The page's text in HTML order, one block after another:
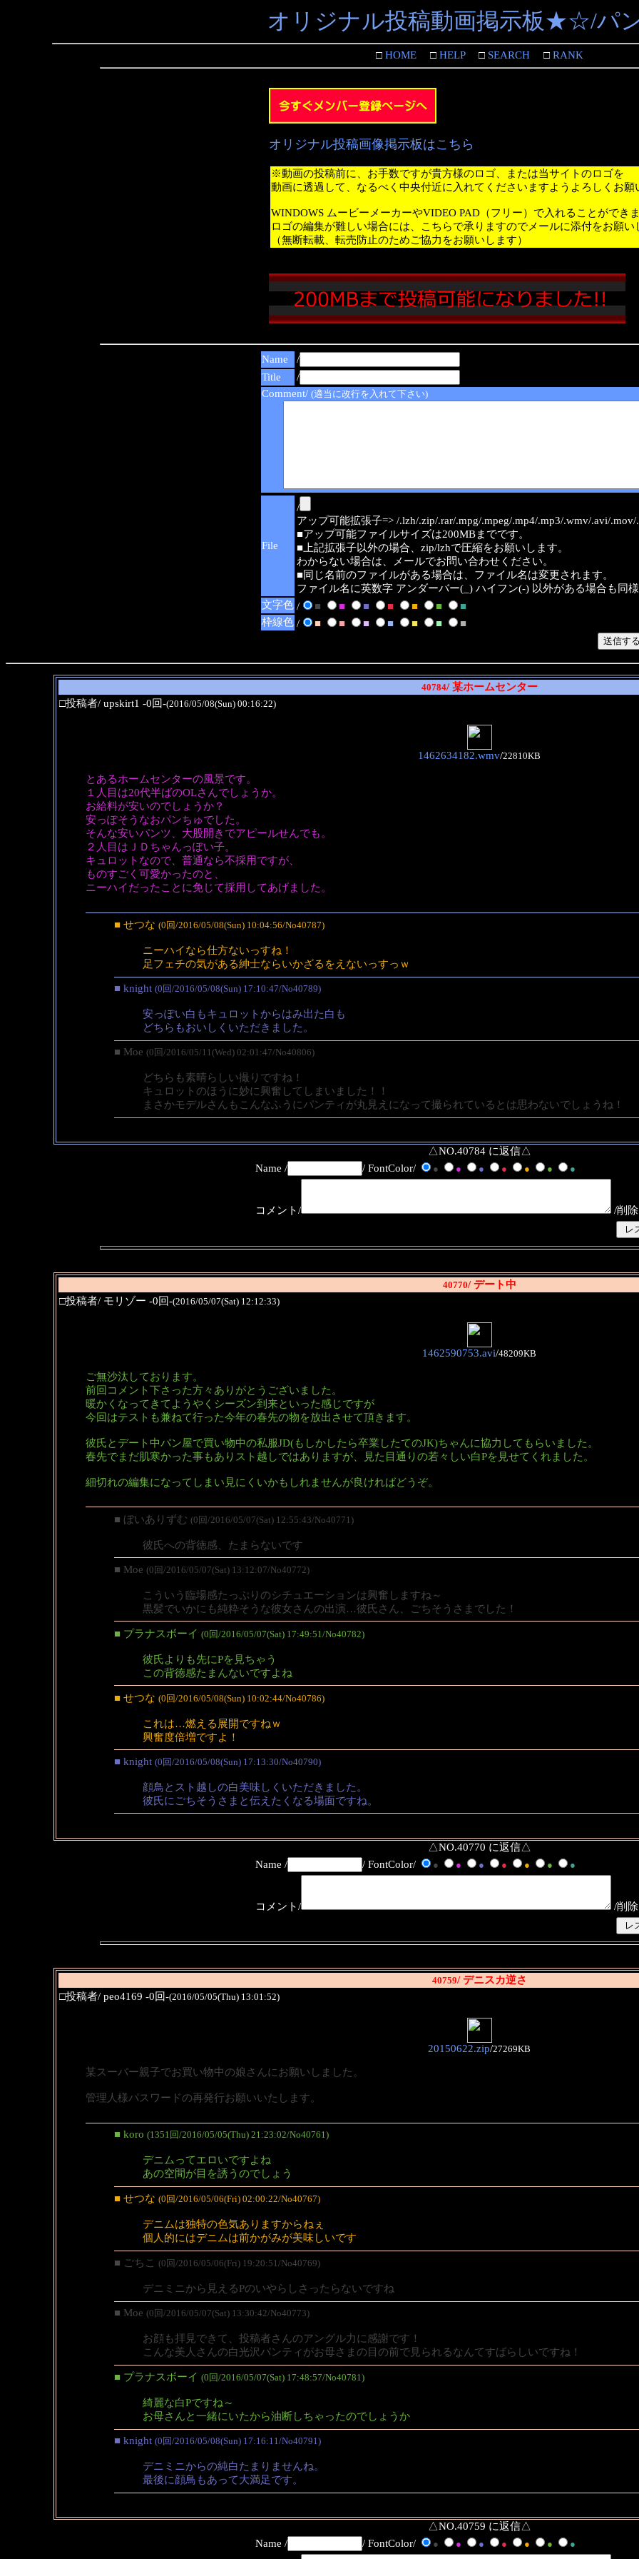
オリジナル投稿動画掲示板★☆/パ
□HOME□HELP□SEARCH□RANK
オリジナル投稿画像掲示板はこちら
※動画の投稿前に、お手数ですが貴方様のロゴ、または当サイトのロゴを
動画に透過して、なるべく中央付近に入れてくださいますようよろしくお願
WINDOWS ムービーメーカーやVIDEO PAD（フリー）で入れることができ
ロゴの編集が難しい場合には、こちらで承りますのでメールに添付をお願い
（無断転載、転売防止のためご協力をお願いします）
Name
/
Title
/
Comment/ (適当に改行を入れて下さい)
File
/
アップ可能拡張子=> /.lzh/.zip/.rar/.mpg/.mpeg/.mp4/.mp3/.wmv/.avi/.mov/
■アップ可能ファイルサイズは200MBまでです。
■上記拡張子以外の場合、zip/lzhで圧縮をお願いします。
わからない場合は、メールでお問い合わせください。
■同じ名前のファイルがある場合は、ファイル名は変更されます。
ファイル名に英数字 アンダーバー(_) ハイフン(-) 以外がある場合も同
文字色 / ■ ■ ■ ■ ■ ■
■
枠線色 / ■ ■ ■ ■ ■ ■ ■
40784/ 某ホームセンター
□投稿者/ upskirt1 -0回-(2016/05/08(Sun) 00:16:22)
1462634182.wmv/22810KB
とあるホームセンターの風景です。
１人目は20代半ばのOLさんでしょうか。
お給料が安いのでしょうか？
安っぽそうなおパンちゅでした。
そんな安いパンツ、大股開きでアピールせんでも。
２人目はＪＤちゃんっぽい子。
キュロットなので、普通なら不採用ですが、
ものすごく可愛かったのと、
ニーハイだったことに免じて採用してあげました。
■ せつな (0回/2016/05/08(Sun) 10:04:56/No40787)
ニーハイなら仕方ないっすね！
足フェチの気がある紳士ならいかざるをえないっすっｗ
■ knight (0回/2016/05/08(Sun) 17:10:47/No40789)
安っぽい白もキュロットからはみ出た白も
どちらもおいしくいただきました。
■ Moe (0回/2016/05/11(Wed) 02:01:47/No40806)
どちらも素晴らしい撮りですね！
キュロットのほうに妙に興奮してしまいました！！
まさかモデルさんもこんなふうにパンティが丸見えになって撮られているとは思わないでしょうね！
△NO.40784 に返信△
Name /
/ FontColor/ ● ● ● ● ● ● ●
コメント/ /削
40770/ デート中
□投稿者/ モリゾー -0回-(2016/05/07(Sat) 12:12:33)
1462590753.avi/48209KB
ご無沙汰しております。
前回コメント下さった方々ありがとうございました。
暖かくなってきてようやくシーズン到来といった感じですが
今回はテストも兼ねて行った今年の春先の物を放出させて頂きます。
彼氏とデート中パン屋で買い物中の私服JD(もしかしたら卒業したてのJK)ちゃんに協力してもらいました。
春先でまだ肌寒かった事もありスト越しではありますが、見た目通りの若々しい白Pを見せてくれました。
細切れの編集になってしまい見にくいかもしれませんが良ければどうぞ。
■ ぼいありずむ (0回/2016/05/07(Sat) 12:55:43/No40771)
彼氏への背徳感、たまらないです
■ Moe (0回/2016/05/07(Sat) 13:12:07/No40772)
こういう臨場感たっぷりのシチュエーションは興奮しますね～
黒髪でいかにも純粋そうな彼女さんの出演…彼氏さん、ごちそうさまでした！
■ プラナスボーイ (0回/2016/05/07(Sat) 17:49:51/No40782)
彼氏よりも先にPを見ちゃう
この背徳感たまんないですよね
■ せつな (0回/2016/05/08(Sun) 10:02:44/No40786)
これは…燃える展開ですねｗ
興奮度倍増ですよ！
■ knight (0回/2016/05/08(Sun) 17:13:30/No40790)
顔鳥とスト越しの白美味しくいただきました。
彼氏にごちそうさまと伝えたくなる場面ですね。
△NO.40770 に返信△
Name /
/ FontColor/ ● ● ● ● ● ● ●
コメント/ /削
40759/ デニスカ逆さ
□投稿者/ peo4169 -0回-(2016/05/05(Thu) 13:01:52)
20150622.zip/27269KB
某スーパー親子でお買い物中の娘さんにお願いしました。
管理人様パスワードの再発行お願いいたします。
■ koro (1351回/2016/05/05(Thu) 21:23:02/No40761)
デニムってエロいですよね
あの空間が目を誘うのでしょう
■ せつな (0回/2016/05/06(Fri) 02:00:22/No40767)
デニムは独特の色気ありますからねぇ
個人的にはデニムは前かがみが美味しいです
■ ごちこ (0回/2016/05/06(Fri) 19:20:51/No40769)
デニミニから見えるPのいやらしさったらないですね
■ Moe (0回/2016/05/07(Sat) 13:30:42/No40773)
お顔も拝見できて、投稿者さんのアングル力に感謝です！
こんな美人さんの白光沢パンティがお母さまの目の前で見られるなんてすばらしいですね！
■ プラナスボーイ (0回/2016/05/07(Sat) 17:48:57/No40781)
綺麗な白Pですね～
お母さんと一緒にいたから油断しちゃったのでしょうか
■ knight (0回/2016/05/08(Sun) 17:16:11/No40791)
デニミニからの純白たまりませんね。
最後に顔鳥もあって大満足です。
△NO.40759 に返信△
Name /
/ FontColor/ ● ● ● ● ● ● ●